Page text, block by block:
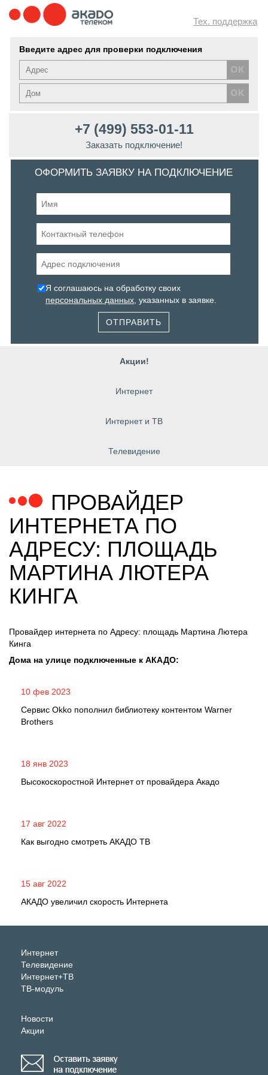
Тех. поддержка
Введите адрес для проверки подключения
+7 (499) 553-01-11
Заказать подключение!
ОФОРМИТЬ ЗАЯВКУ НА ПОДКЛЮЧЕНИЕ
Я соглашаюсь на обработку своих
персональных данных , указанных в заявке.
ОТПРАВИТЬ
Акции!
Интернет
Интернет и ТВ
Телевидение
ПРОВАЙДЕР
ИНТЕРНЕТА ПО
АДРЕСУ: ПЛОЩАДЬ
МАРТИНА ЛЮТЕРА
КИНГА
Провайдер интернета по Адресу: площадь Мартина Лютера
Кинга
Дома на улице подключенные к АКАДО:
10 фев 2023
Сервис Okko пополнил библиотеку контентом Warner
Brothers
18 янв 2023
Высокоскоростной Интернет от провайдера Акадо
17 авг 2022
Как выгодно смотреть АКАДО ТВ
15 авг 2022
АКАДО увеличил скорость Интернета
Интернет
Телевидение
Интернет+ТВ
ТВ-модуль
Новости
Акции